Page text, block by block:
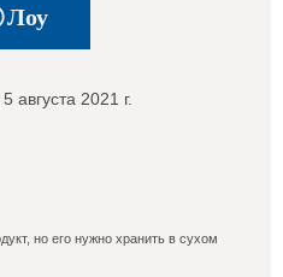
Лоу
августа 2021 г.
но его нужно хранить в сухом